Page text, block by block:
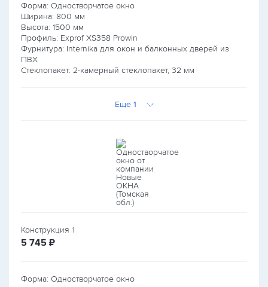
Форма: Одностворчатое окно
Ширина: 800 мм
Высота: 1500 мм
Профиль: Exprof XS358 Prowin
Фурнитура: Internika для окон и балконных дверей из
ПВХ
Стеклопакет: 2-камерный стеклопакет, 32 мм
Еще 1
Конструкция 1
5 745 руб.
₽
Форма: Одностворчатое окно